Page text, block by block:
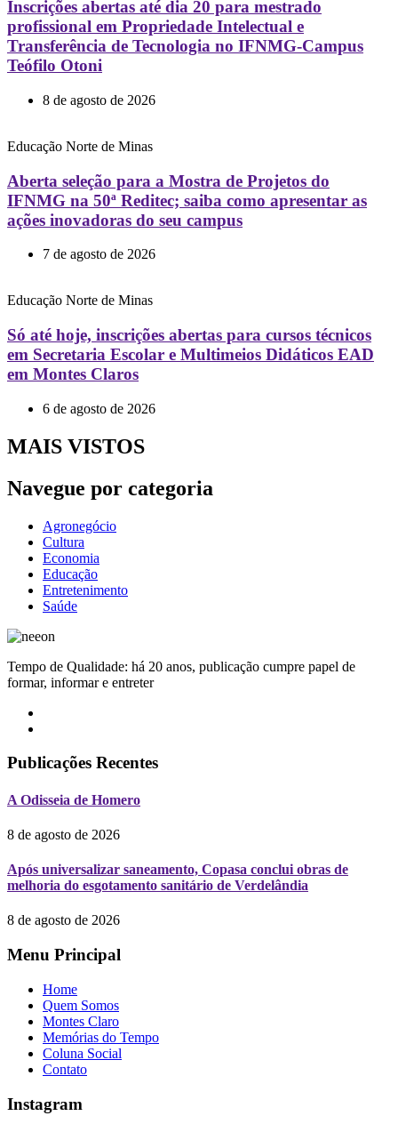
Inscrições abertas até dia 20 para mestrado
profissional em Propriedade Intelectual e
Transferência de Tecnologia no IFNMG-Campus
Teófilo Otoni
8 de agosto de 2026
Educação Norte de Minas
Aberta seleção para a Mostra de Projetos do
IFNMG na 50ª Reditec; saiba como apresentar as
ações inovadoras do seu campus
7 de agosto de 2026
Educação Norte de Minas
Só até hoje, inscrições abertas para cursos técnicos
em Secretaria Escolar e Multimeios Didáticos EAD
em Montes Claros
6 de agosto de 2026
MAIS VISTOS
Navegue por categoria
Agronegócio
Cultura
Economia
Educação
Entretenimento
Saúde
Tempo de Qualidade: há 20 anos, publicação cumpre papel de
formar, informar e entreter
Publicações Recentes
A Odisseia de Homero
8 de agosto de 2026
Após universalizar saneamento, Copasa conclui obras de
melhoria do esgotamento sanitário de Verdelândia
8 de agosto de 2026
Menu Principal
Home
Quem Somos
Montes Claro
Memórias do Tempo
Coluna Social
Contato
Instagram